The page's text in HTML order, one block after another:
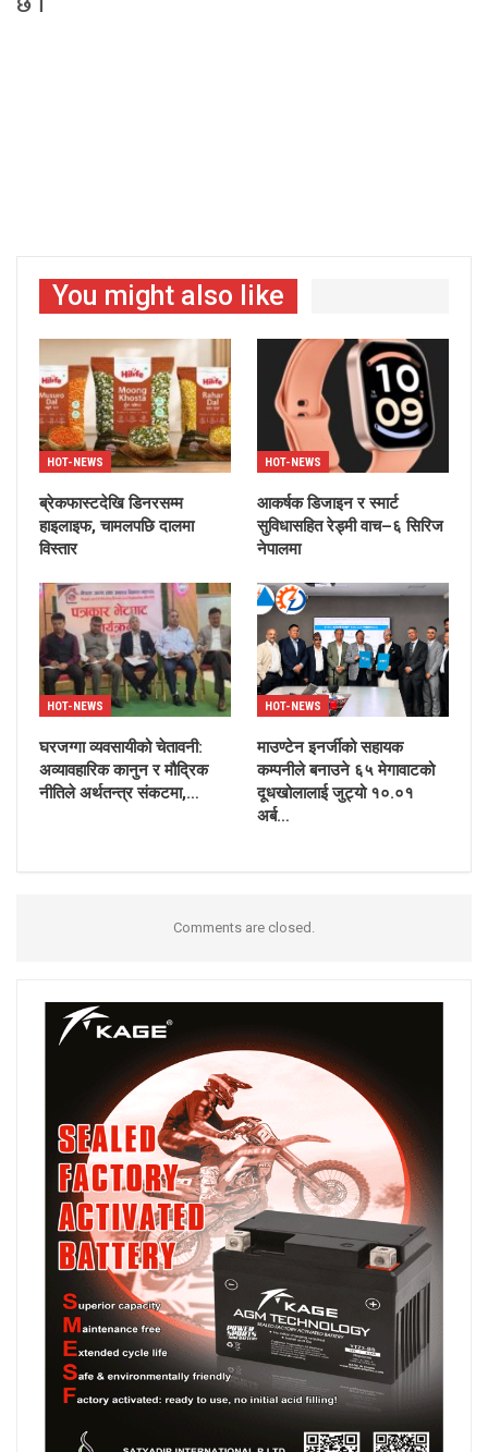
You might also like
HOT-NEWS
ब्रेकफास्टदेखि डिनरसम्म
हाइलाइफ, चामलपछि दालमा
विस्तार
HOT-NEWS
आकर्षक डिजाइन र स्मार्ट
सुविधासहित रेड्मी वाच–६ सिरिज
नेपालमा
HOT-NEWS
घरजग्गा व्यवसायीको चेतावनी:
अव्यावहारिक कानुन र मौद्रिक
नीतिले अर्थतन्त्र संकटमा,…
HOT-NEWS
माउण्टेन इनर्जीको सहायक
कम्पनीले बनाउने ६५ मेगावाटको
दूधखोलालाई जुट्यो १०.०१
अर्ब…
Comments are closed.